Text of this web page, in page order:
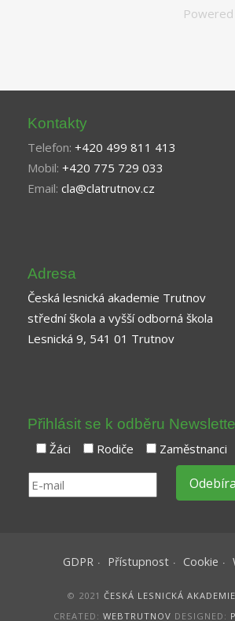
Kontakty
Telefon: +420 499 811 413
Mobil: +420 775 729 033
Email: cla@clatrutnov.cz
Adresa
Česká lesnická akademie Trutnov
střední škola a vyšší odborná škola
Lesnická 9, 541 01 Trutnov
Přihlásit se k odběru
Žáci Rodiče Zaměstnanci
GDPR Přístupnost Cookie
© 2021 ČESKÁ LESNICKÁ
CREATED: WEBTRUTNOV DESIGNED: